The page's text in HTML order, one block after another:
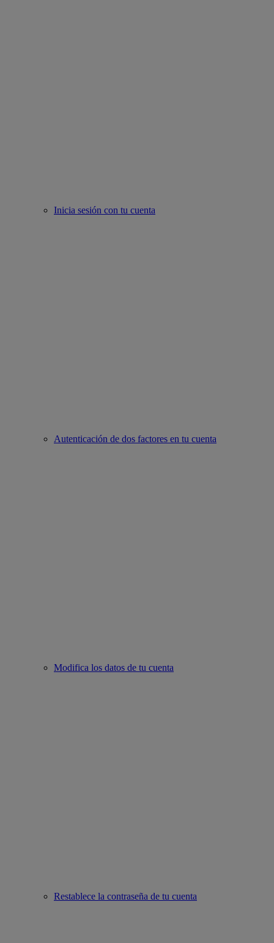
Inicia sesión con tu cuenta
Autenticación de dos factores en tu cuenta
Modifica los datos de tu cuenta
Restablece la contraseña de tu cuenta